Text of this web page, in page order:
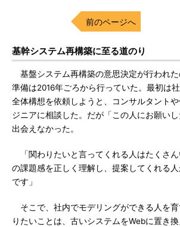
前のページへ
基幹システム再構築に至る道のり
基盤システム再構築の意思決定が行われた
準備は2016年ごろから行っていた。最初は
全体構想を依頼しようと、コンサルタント
ジニアに相談した。だが「この人にお願い
出会えなかった。
「関わりたいと言ってくれる人はたくさ
の課題感を正しく理解し、提案してくれる
です」
そこで、社内でモデリングができる人を
りたいことは、古いシステムをWebに置き換